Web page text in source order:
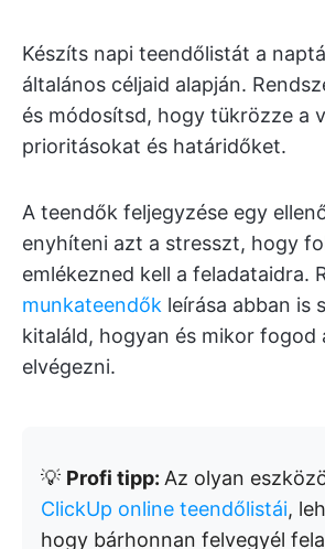
Készíts napi teendőlistát a
általános céljaid alapján.
és módosítsd, hogy tükrözze a
prioritásokat és határidőket.
A teendők feljegyzése egy
enyhíteni azt a stresszt, hogy
emlékezned kell a feladataidra.
munkateendők leírása abban is
kitaláld, hogyan és mikor fogod
elvégezni.
💡 Profi tipp: Az olyan
ClickUp online teendőlistái,
hogy bárhonnan felvegyél